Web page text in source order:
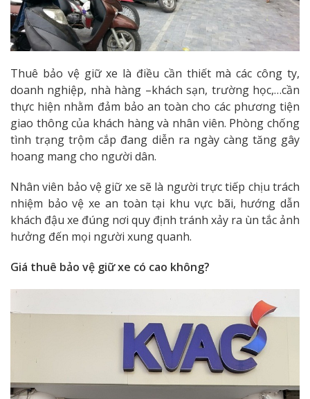
Thuê bảo vệ giữ xe là điều cần thiết mà các công ty,
doanh nghiệp, nhà hàng –khách sạn, trường học,…cần
thực hiện nhằm đảm bảo an toàn cho các phương tiện
giao thông của khách hàng và nhân viên. Phòng chống
tình trạng trộm cắp đang diễn ra ngày càng tăng gây
hoang mang cho người dân.
Nhân viên bảo vệ giữ xe sẽ là người trực tiếp chịu trách
nhiệm bảo vệ xe an toàn tại khu vực bãi, hướng dẫn
khách đậu xe đúng nơi quy định tránh xảy ra ùn tắc ảnh
hưởng đến mọi người xung quanh.
Giá thuê bảo vệ giữ xe có cao không?